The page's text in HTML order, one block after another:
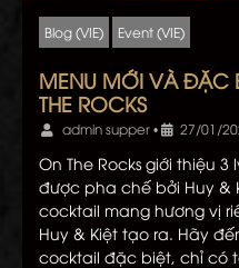
Blog (VIE) Event (VIE)
MENU MỚI VÀ ĐẶC
THE ROCKS
admin supper• 27/01/
On The Rocks giới thiệu
được pha chế bởi Huy &
cocktail mang hương vị
Huy & Kiệt tạo ra. Hãy
cocktail đặc biệt, chỉ có